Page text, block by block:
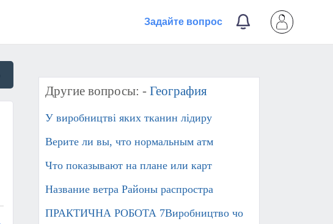
Задайте вопрос
Другие вопросы: - География
У виробництві яких тканин лідиру
Верите ли вы, что нормальным атм
Что показывают на плане или карт
Название ветра Районы распростра
ПРАКТИЧНА РОБОТА 7Виробництво чо